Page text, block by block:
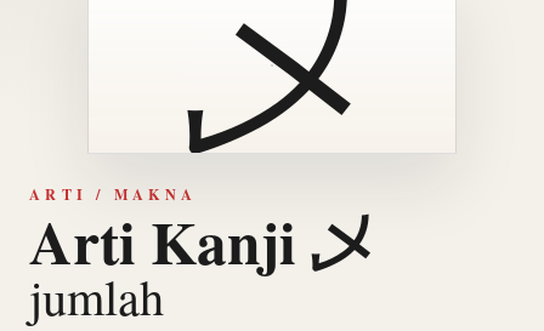
乄
ARTI / MAKNA
Arti Kanji 乄
jumlah